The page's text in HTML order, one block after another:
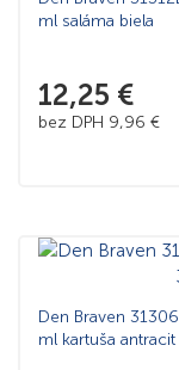
ml saláma biela
12,25 €
bez DPH 9,96 €
Den Braven
ml kartuša antracit